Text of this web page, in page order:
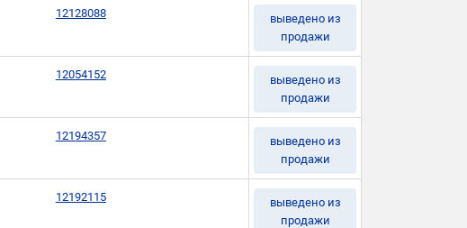
12128088
выведено из
продажи
12054152
выведено из
продажи
12194357
выведено из
продажи
12192115
выведено из
продажи